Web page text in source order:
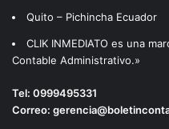
Quito – Pichincha Ecuador
CLIK INMEDIATO es una
Contable Administrativo.»
Tel: 0999495331
Correo: